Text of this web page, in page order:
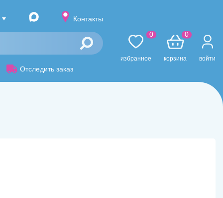
Контакты
Отследить заказ
избранное
0
корзина
0
войти